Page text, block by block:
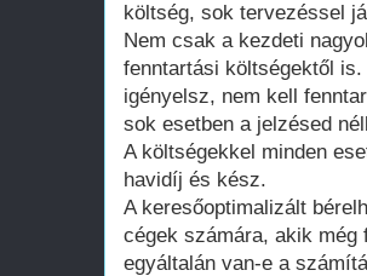
költség, sok tervezéssel
Nem csak a kezdeti
fenntartási költségektől
igényelsz, nem kell
sok esetben a jelzésed
A költségekkel minden
havidíj és kész.
A keresőoptimalizált
cégek számára, akik
egyáltalán van-e a